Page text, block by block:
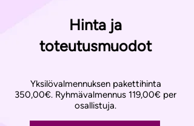
Hinta ja
toteutusmuodot
​Yksilövalmennuksen pakettihinta
350,00€. Ryhmävalmennus 119,00€ per
osallistuja.